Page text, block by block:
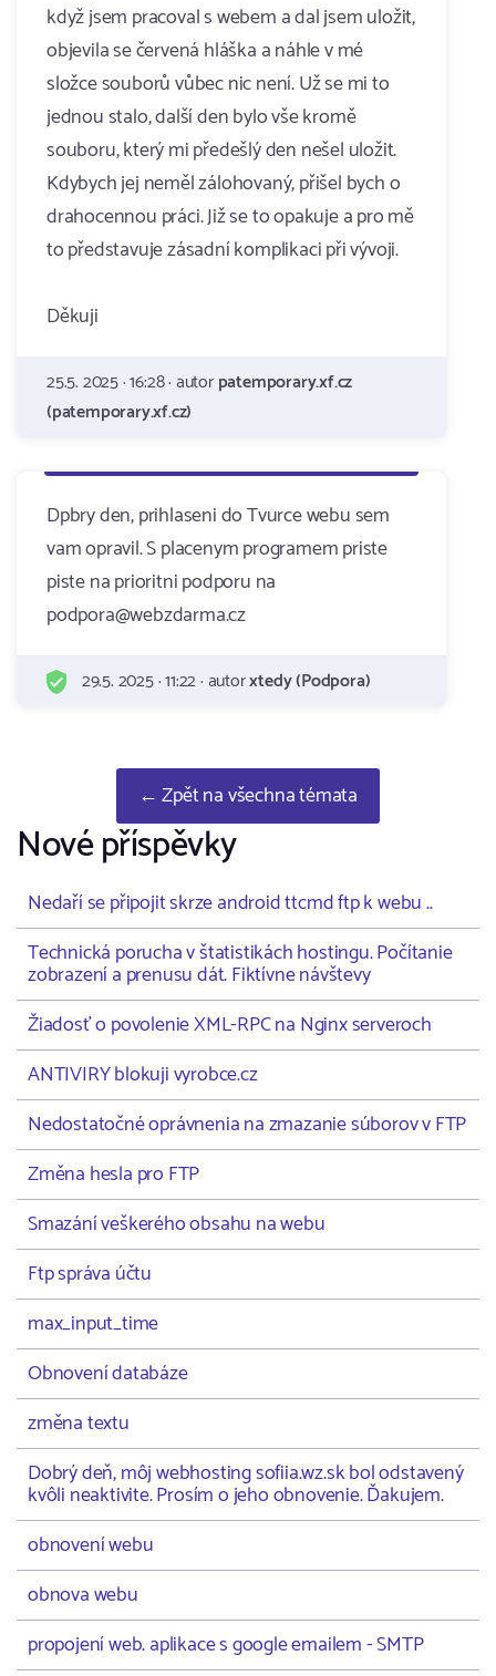
když jsem pracoval s webem a dal jsem uložit,
objevila se červená hláška a náhle v mé
složce souborů vůbec nic není. Už se mi to
jednou stalo, další den bylo vše kromě
souboru, který mi předešlý den nešel uložit.
Kdybych jej neměl zálohovaný, přišel bych o
drahocennou práci. Již se to opakuje a pro mě
to představuje zásadní komplikaci při vývoji.
Děkuji
25.5. 2025 · 16:28 · autorpatemporary.xf.cz
(patemporary.xf.cz)
Dpbry den, prihlaseni do Tvurce webu sem
vam opravil. S placenym programem priste
piste na prioritni podporu na
podpora@webzdarma.cz
29.5. 2025 · 11:22 · autorxtedy (Podpora)
← Zpět na všechna témata
Nové příspěvky
Nedaří se připojit skrze android ttcmd ftp k webu ..
Technická porucha v štatistikách hostingu. Počítanie
zobrazení a prenusu dát. Fiktívne návštevy
Žiadosť o povolenie XML-RPC na Nginx serveroch
ANTIVIRY blokuji vyrobce.cz
Nedostatočné oprávnenia na zmazanie súborov v FTP
Změna hesla pro FTP
Smazání veškerého obsahu na webu
Ftp správa účtu
max_input_time
Obnovení databáze
změna textu
Dobrý deň, môj webhosting sofiia.wz.sk bol odstavený
kvôli neaktivite. Prosím o jeho obnovenie. Ďakujem.
obnovení webu
obnova webu
propojení web. aplikace s google emailem - SMTP